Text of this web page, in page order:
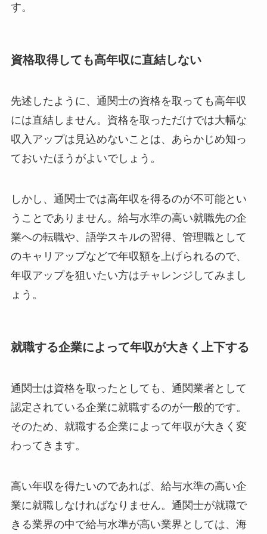
す。
資格取得しても高年収に直結しない
先述したように、通関士の資格を取っても高年収
には直結しません。資格を取っただけでは大幅な
収入アップは見込めないことは、あらかじめ知っ
ておいたほうがよいでしょう。
しかし、通関士では高年収を得るのが不可能とい
うことでありません。給与水準の高い就職先の企
業への転職や、語学スキルの習得、管理職として
のキャリアップなどで年収額を上げられるので、
年収アップを狙いたい方はチャレンジしてみまし
ょう。
就職する企業によって年収が大きく上下する
通関士は資格を取ったとしても、通関業者として
認定されている企業に就職するのが一般的です。
そのため、就職する企業によって年収が大きく変
わってきます。
高い年収を得たいのであれば、給与水準の高い企
業に就職しなければなりません。通関士が就職で
きる業界の中で給与水準が高い業界としては、海